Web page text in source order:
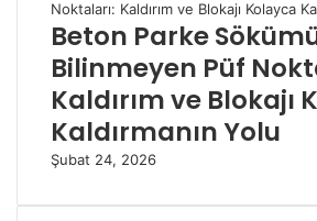
Beton Parke
Bilinmeyen Püf
Kaldırım ve Blokajı
Kaldırmanın Yolu
Şubat 24, 2026